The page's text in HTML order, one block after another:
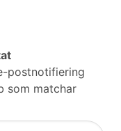
postnotifiering
som matchar